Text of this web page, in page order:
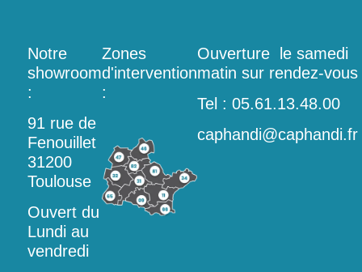
Notre
showroom
:
91 rue de
Fenouillet
31200
Toulouse
Ouvert du
Lundi au
vendredi
Zones
d'intervention
:
Ouverture le samedi
matin sur rendez-vous
Tel : 05.61.13.48.00
caphandi@caphandi.fr